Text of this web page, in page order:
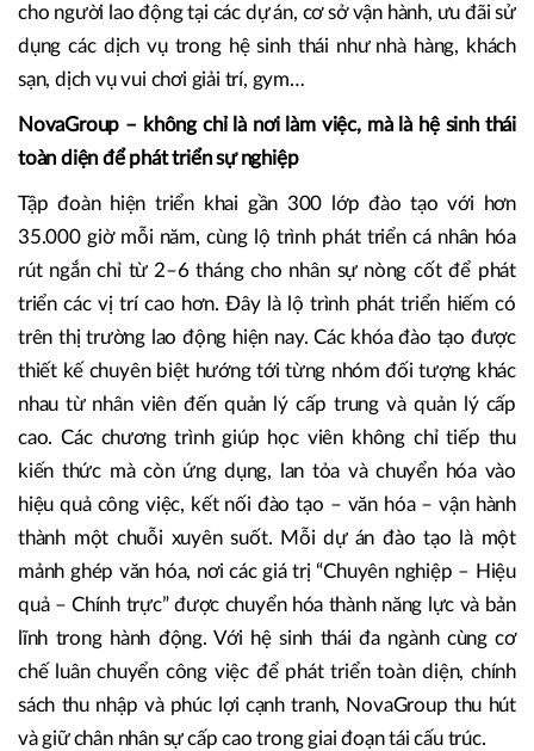
cho người lao động tại các dự án, cơ sở vận hành, ưu đãi sử
dụng các dịch vụ trong hệ sinh thái như nhà hàng, khách
sạn, dịch vụ vui chơi giải trí, gym…
NovaGroup – không chỉ là nơi làm việc, mà là hệ sinh thái
toàn diện để phát triển sự nghiệp
Tập đoàn hiện triển khai gần 300 lớp đào tạo với hơn
35.000 giờ mỗi năm, cùng lộ trình phát triển cá nhân hóa
rút ngắn chỉ từ 2–6 tháng cho nhân sự nòng cốt để phát
triển các vị trí cao hơn. Đây là lộ trình phát triển hiếm có
trên thị trường lao động hiện nay. Các khóa đào tạo được
thiết kế chuyên biệt hướng tới từng nhóm đối tượng khác
nhau từ nhân viên đến quản lý cấp trung và quản lý cấp
cao. Các chương trình giúp học viên không chỉ tiếp thu
kiến thức mà còn ứng dụng, lan tỏa và chuyển hóa vào
hiệu quả công việc, kết nối đào tạo – văn hóa – vận hành
thành một chuỗi xuyên suốt. Mỗi dự án đào tạo là một
mảnh ghép văn hóa, nơi các giá trị “Chuyên nghiệp – Hiệu
quả – Chính trực” được chuyển hóa thành năng lực và bản
lĩnh trong hành động. Với hệ sinh thái đa ngành cùng cơ
chế luân chuyển công việc để phát triển toàn diện, chính
sách thu nhập và phúc lợi cạnh tranh, NovaGroup thu hút
và giữ chân nhân sự cấp cao trong giai đoạn tái cấu trúc.